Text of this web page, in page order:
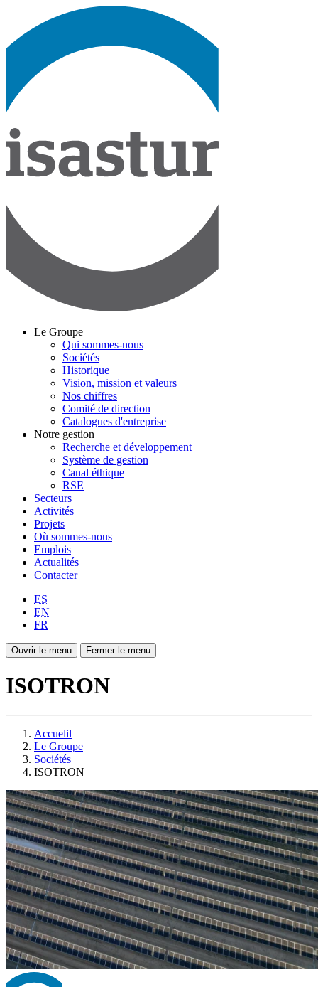
Le Groupe
Qui sommes-nous
Sociétés
Historique
Vision, mission et valeurs
Nos chiffres
Comité de direction
Catalogues d'entreprise
Notre gestion
Recherche et développement
Système de gestion
Canal éthique
RSE
Secteurs
Activités
Projets
Où sommes-nous
Emplois
Actualités
Contacter
ES
EN
FR
Ouvrir le menu Fermer le menu
ISOTRON
Accuelil
Le Groupe
Sociétés
ISOTRON